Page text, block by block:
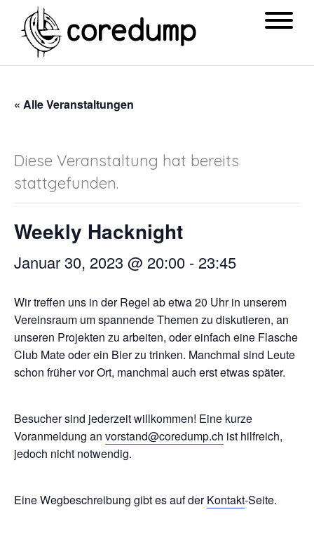
« Alle Veranstaltungen
Diese Veranstaltung hat bereits
stattgefunden.
Weekly Hacknight
Januar 30, 2023 @ 20:00 - 23:45
Wir treffen uns in der Regel ab etwa 20 Uhr in unserem
Vereinsraum um spannende Themen zu diskutieren, an
unseren Projekten zu arbeiten, oder einfach eine Flasche
Club Mate oder ein Bier zu trinken. Manchmal sind Leute
schon früher vor Ort, manchmal auch erst etwas später.
Besucher sind jederzeit willkommen! Eine kurze
Voranmeldung an vorstand@coredump.ch ist hilfreich,
jedoch nicht notwendig.
Eine Wegbeschreibung gibt es auf derKontakt-Seite.